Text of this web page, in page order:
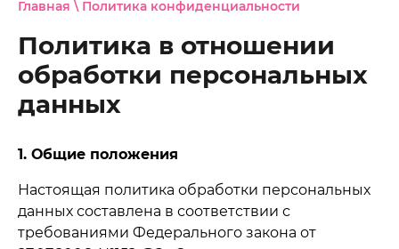
Главная \ Политика конфиденциальности
Политика в отношении
обработки персональных
данных
1. Общие положения
Настоящая политика обработки персональных
данных составлена в соответствии с
требованиями Федерального закона от